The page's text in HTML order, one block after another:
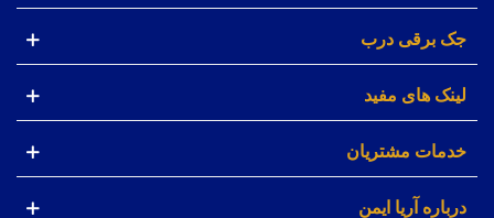
جک برقی درب
لینک های مفید
خدمات مشتریان
درباره آریا ایمن